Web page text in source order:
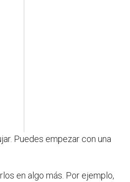
Puedes empezar con una
en algo más. Por ejemplo,